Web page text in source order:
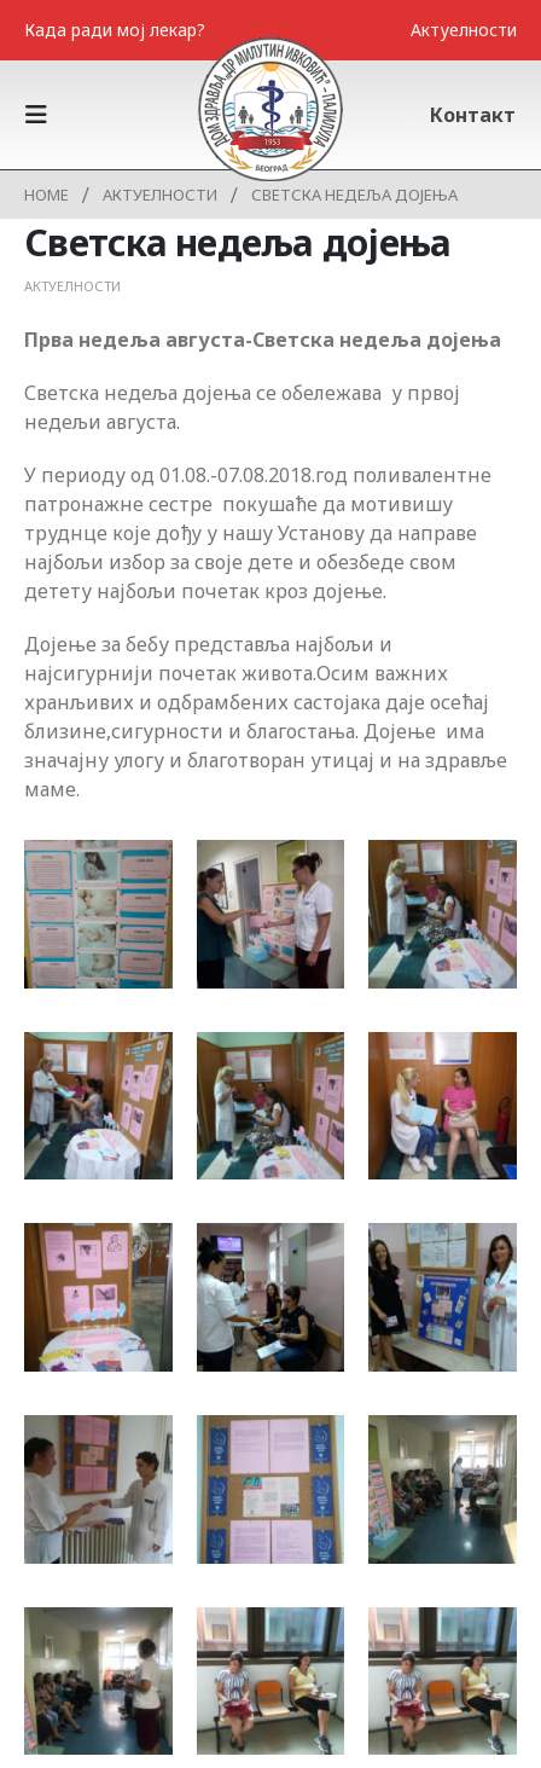
Када ради мој лекар? Актуелности
Контакт
HOME АКТУЕЛНОСТИ СВЕТСКА НЕДЕЉА ДОЈЕЊА
Светска недеља дојења
АКТУЕЛНОСТИ
Прва недеља августа-Светска недеља дојења
Светска недеља дојења се обележава у првој
недељи августа.
У периоду од 01.08.-07.08.2018.год поливалентне
патронажне сестре покушаће да мотивишу
труднце којe дођу у нашу Установу да направе
најбољи избор за своје дете и обезбеде свом
детету најбољи почетак кроз дојење.
Дојење за бебу представља најбољи и
најсигурнији почетак живота.Осим важних
хранљивих и одбрамбених састојака даје осећај
близине,сигурности и благостања. Дојење има
значајну улогу и благотворан утицај и на здравље
маме.